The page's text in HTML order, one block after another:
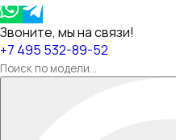
Звоните, мы на связи!
+7 495 532-89-52